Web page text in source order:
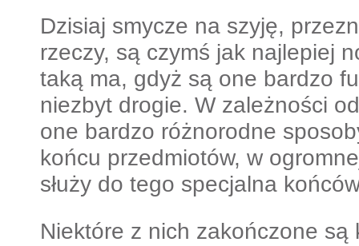
Dzisiaj smycze na szyję,
rzeczy, są czymś jak najlepiej
taką ma, gdyż są one bardzo
niezbyt drogie. W zależności
one bardzo różnorodne
końcu przedmiotów, w
służy do tego specjalna
Niektóre z nich zakończone są